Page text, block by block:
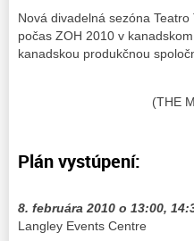
Nová divadelná sezóna
počas ZOH 2010 v
kanadskou produkčnou
(THE
Plán vystúpení:
8. februára 2010 o 13:00,
Langley Events Centre